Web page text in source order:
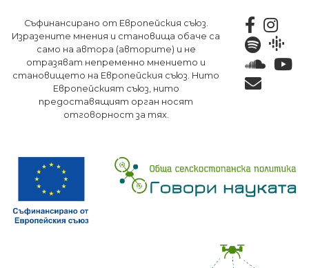
към
основното
съдържание
Съфинансирано от Европейския съюз.
Изразените мнения и становища обаче са
само на автора (авторите) и не
отразяват непременно мнението и
становището на Европейския съюз. Нито
Европейският съюз, нито
предоставящият орган носят
отговорност за тях.